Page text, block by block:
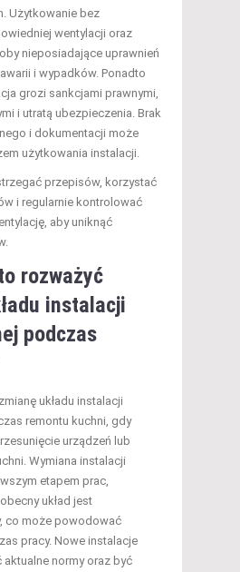
Użytkowanie bez
wentylacji oraz
nieposiadające uprawnień
i wypadków. Ponadto
grozi sankcjami prawnymi,
i utratą ubezpieczenia. Brak
i dokumentacji może
użytkowania instalacji.
przepisów, korzystać
i regularnie kontrolować
aby uniknąć
rozważyć
instalacji
podczas
układu instalacji
remontu kuchni, gdy
urządzeń lub
Wymiana instalacji
etapem prac,
układ jest
co może powodować
pracy. Nowe instalacje
aktualne normy oraz być